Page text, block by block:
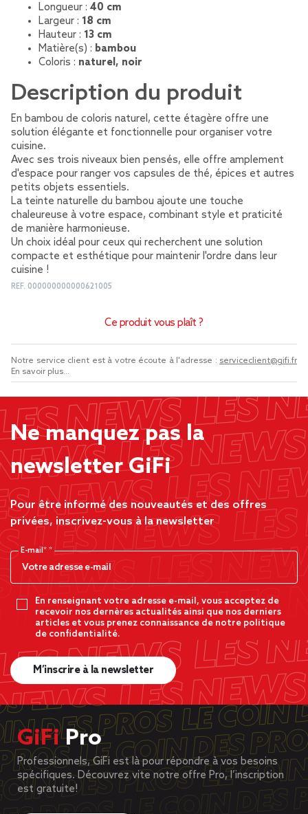
Longueur : 40 cm
Largeur : 18 cm
Hauteur : 13 cm
Matière(s) : bambou
Coloris : naturel, noir
Description du produit
En bambou de coloris naturel, cette étagère offre une
solution élégante et fonctionnelle pour organiser votre
cuisine.
Avec ses trois niveaux bien pensés, elle offre amplement
d'espace pour ranger vos capsules de thé, épices et autres
petits objets essentiels.
La teinte naturelle du bambou ajoute une touche
chaleureuse à votre espace, combinant style et praticité
de manière harmonieuse.
Un choix idéal pour ceux qui recherchent une solution
compacte et esthétique pour maintenir l'ordre dans leur
cuisine !
REF. 000000000000621005
Ce produit vous plaît ?
Notre service client est à votre écoute à l'adresse : serviceclient@gifi.fr
En savoir plus...
Ne manquez pas la
newsletter GiFi
Pour être informé des nouveautés et des offres
privées, inscrivez-vous à la newsletter
E-mail*
En renseignant votre adresse e-mail, vous acceptez de
recevoir nos dernères actualités ainsi que nos derniers
articles et vous prenez connaissance de notre politique
de confidentialité.
M’inscrire à la newsletter
GiFiPro
Professionnels, GiFi est là pour répondre à vos besoins
spécifiques. Découvrez vite notre offre Pro, l’inscription
est gratuite!